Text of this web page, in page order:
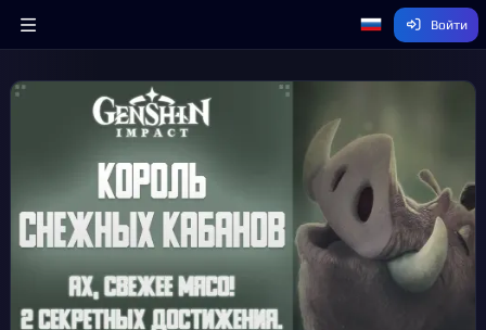
Войти